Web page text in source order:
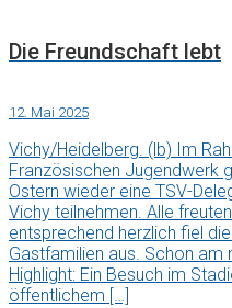
Die Freundschaft lebt
12. Mai 2025
Vichy/Heidelberg. (lb) Im
Französischen Jugendwerk
Ostern wieder eine TSV-
Vichy teilnehmen. Alle
entsprechend herzlich fiel
Gastfamilien aus. Schon am
Highlight: Ein Besuch im
öffentlichem […]